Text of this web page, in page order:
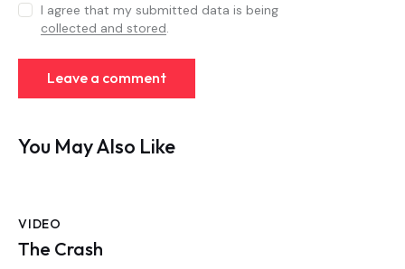
I agree that my submitted data is being
collected and stored.
You May Also Like
VIDEO
The Crash